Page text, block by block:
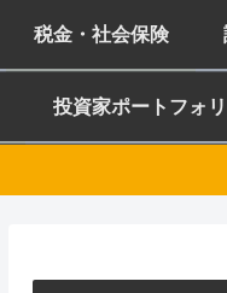
税金・社会保険
投資家ポートフォ